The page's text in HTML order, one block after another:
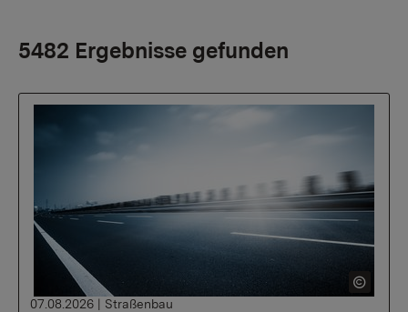
5482 Ergebnisse gefunden
07.08.2026 | Straßenbau